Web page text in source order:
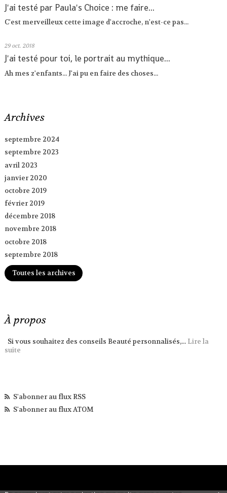
J'ai testé par Paula's Choice : me faire...
C'est merveilleux cette image d'accroche, n'est-ce pas...
29 oct. 2018
J'ai testé pour toi, le portrait au mythique...
Ah mes z'enfants... J'ai pu en faire des choses...
Archives
septembre 2024
septembre 2023
avril 2023
janvier 2020
octobre 2019
février 2019
décembre 2018
novembre 2018
octobre 2018
septembre 2018
Toutes les archives
À propos
Si vous souhaitez des conseils Beauté personnalisés,... Lire la
suite
S'abonner au flux RSS
S'abonner au flux ATOM